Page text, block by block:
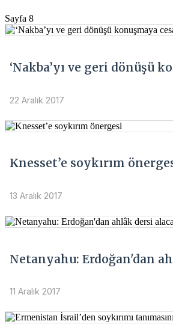
Sayfa 8
‘Nakba’yı ve geri dönüşü
22 Aralık 2017
Knesset’e soykırım
13 Aralık 2017
Netanyahu: Erdoğan'dan
11 Aralık 2017